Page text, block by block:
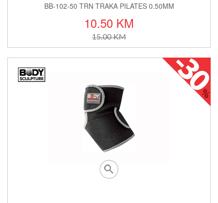
BB-102-50 TRN TRAKA PILATES 0.50MM
10.50 KM
15.00 KM